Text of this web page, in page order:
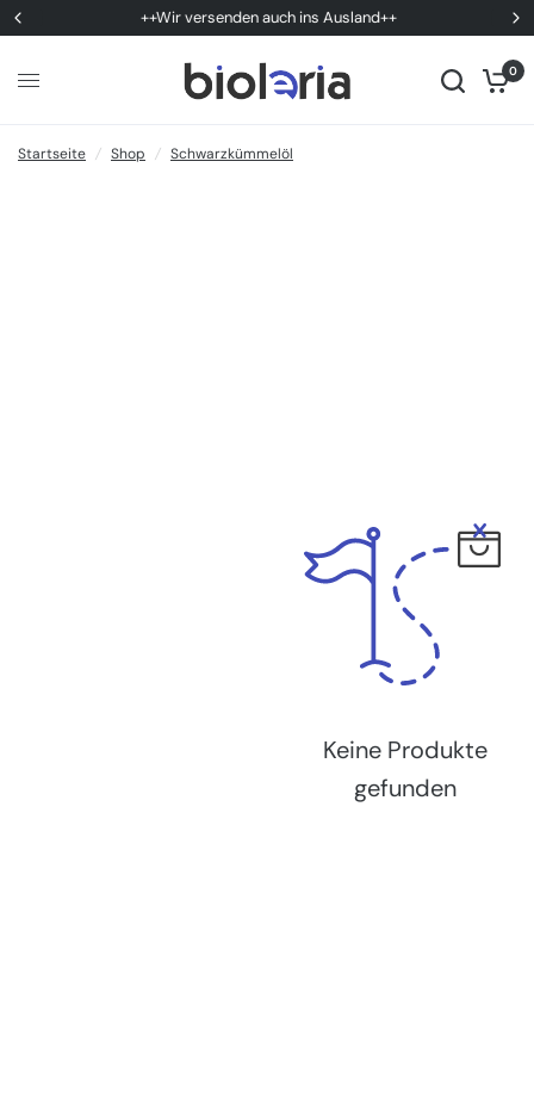
++Wir versenden auch ins Ausland++
0
Startseite / Shop / Schwarzkümmelöl
Keine Produkte
gefunden